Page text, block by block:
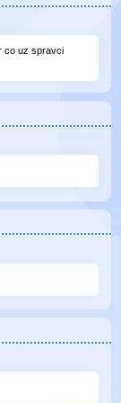
co uz spravci